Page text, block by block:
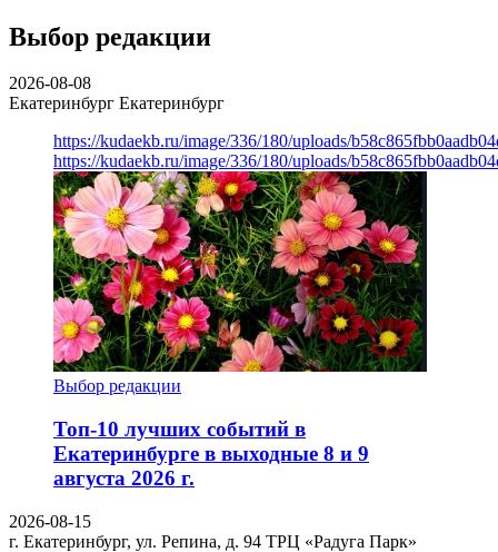
Выбор редакции
2026-08-08
Екатеринбург Екатеринбург
https://kudaekb.ru/image/336/180/uploads/
https://kudaekb.ru/image/336/180/uploads/
Выбор редакции
Топ-10 лучших событий в
Екатеринбурге в выходные 8 и 9
августа 2026 г.
2026-08-15
г. Екатеринбург, ул. Репина, д. 94 ТРЦ «Радуга Парк»